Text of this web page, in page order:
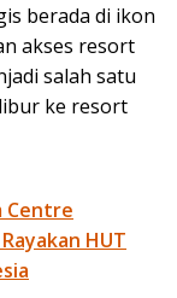
berada di ikon
akses resort
salah satu
ke resort
Centre
HUT